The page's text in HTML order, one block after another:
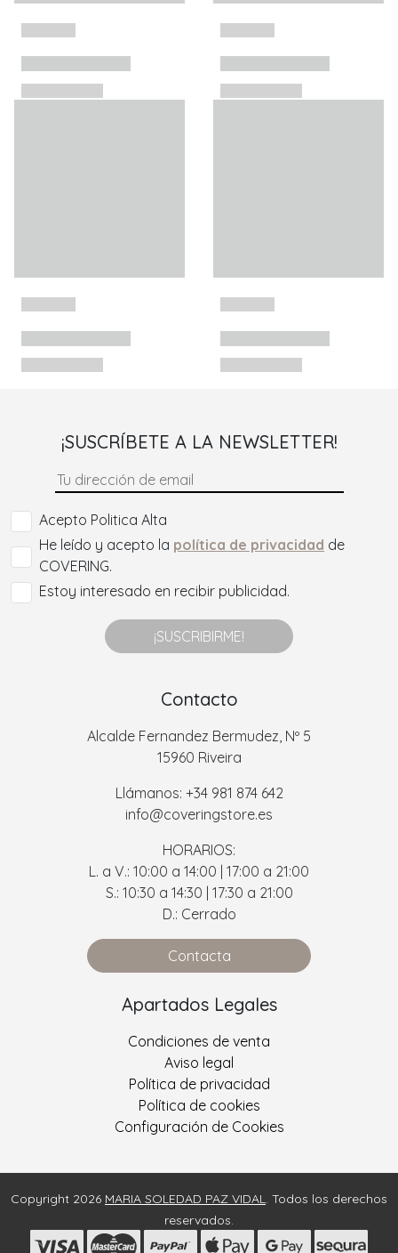
¡SUSCRÍBETE A LA NEWSLETTER!
Acepto Politica Alta
He leído y acepto la política de privacidad de
COVERING.
Estoy interesado en recibir publicidad.
¡SUSCRIBIRME!
Contacto
Alcalde Fernandez Bermudez, Nº 5
15960 Riveira
Llámanos: +34 981 874 642
info@coveringstore.es
HORARIOS:
L. a V.: 10:00 a 14:00 | 17:00 a 21:00
S.: 10:30 a 14:30 | 17:30 a 21:00
D.: Cerrado
Contacta
Apartados Legales
Condiciones de venta
Aviso legal
Política de privacidad
Política de cookies
Configuración de Cookies
Copyright 2026 MARIA SOLEDAD PAZ VIDAL
. Todos los derechos
reservados.